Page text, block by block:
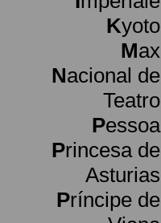
Kyoto
Max
Nacional de
Teatro
Pessoa
Princesa de
Asturias
Príncipe de